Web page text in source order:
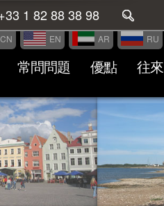
1 82 88 38 98
常問問題 優點 往來
RU
AR
EN
CN